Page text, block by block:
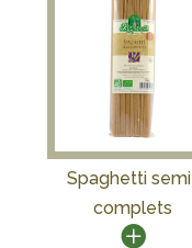
Spaghetti
complets